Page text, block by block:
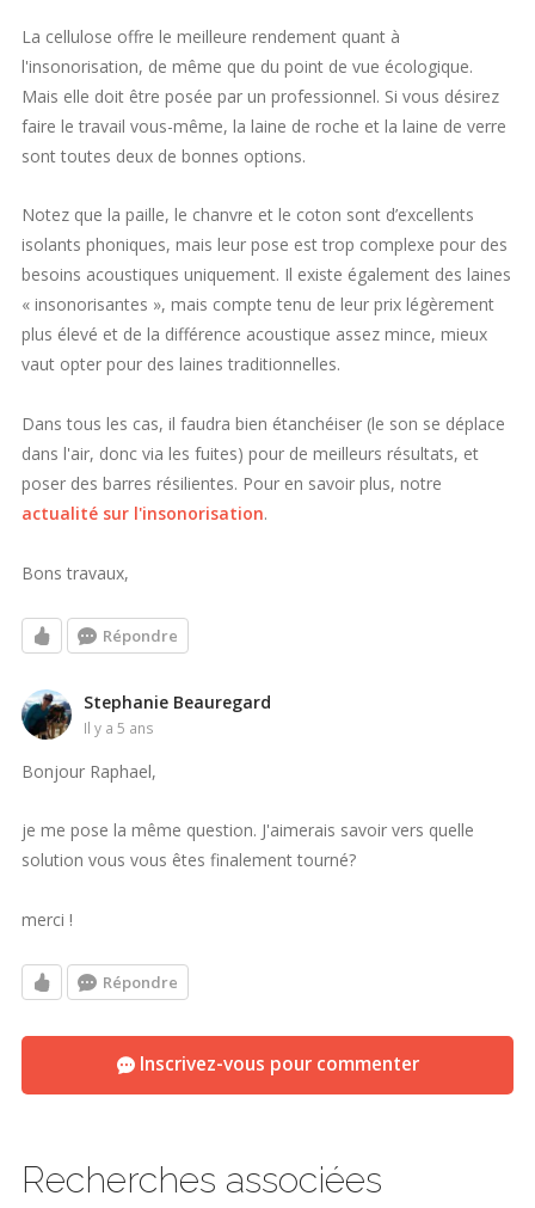
La cellulose offre le meilleure rendement quant à
l'insonorisation, de même que du point de vue écologique.
Mais elle doit être posée par un professionnel. Si vous désirez
faire le travail vous-même, la laine de roche et la laine de verre
sont toutes deux de bonnes options.
Notez que la paille, le chanvre et le coton sont d’excellents
isolants phoniques, mais leur pose est trop complexe pour des
besoins acoustiques uniquement. Il existe également des laines
« insonorisantes », mais compte tenu de leur prix légèrement
plus élevé et de la différence acoustique assez mince, mieux
vaut opter pour des laines traditionnelles.
Dans tous les cas, il faudra bien étanchéiser (le son se déplace
dans l'air, donc via les fuites) pour de meilleurs résultats, et
poser des barres résilientes. Pour en savoir plus, notre
actualité sur l'insonorisation.
Bons travaux,
Répondre
Stephanie Beauregard
il y a 5 ans
Bonjour Raphael,
je me pose la même question. J'aimerais savoir vers quelle
solution vous vous êtes finalement tourné?
merci !
Répondre
Inscrivez-vous pour commenter
Recherches associées